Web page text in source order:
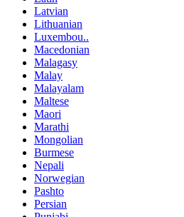
Latvian
Lithuanian
Luxembou..
Macedonian
Malagasy
Malay
Malayalam
Maltese
Maori
Marathi
Mongolian
Burmese
Nepali
Norwegian
Pashto
Persian